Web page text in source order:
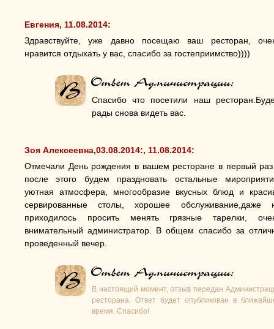
Евгения, 11.08.2014:
Здравствуйте, уже давно посещаю ваш ресторан,
нравится отдыхать у вас, спасибо за гостеприимство))))
Спасибо что посетили наш
рады снова видеть вас.
Зоя Алексеевна,03.08.2014:, 11.08.2014:
Отмечали День рождения в вашем ресторане в первый
после этого будем праздновать остальные
уютная атмосфера, многообразие вкусных блюд и
сервированные столы, хорошее обслуживание,даже
приходилось просить менять грязные тарелки,
внимательный администратор. В общем спасибо за
проведенный вечер.
В настоящий момент, отзыв передан
ресторана. Ответ будет опубликован в
время. Спасибо!